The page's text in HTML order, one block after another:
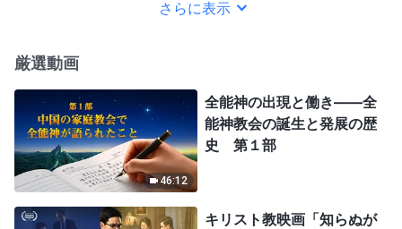
さらに表示
厳選動画
46:12
全能神の出現と働き——全
能神教会の誕生と発展の歴
史 第１部
キリスト教映画「知らぬが